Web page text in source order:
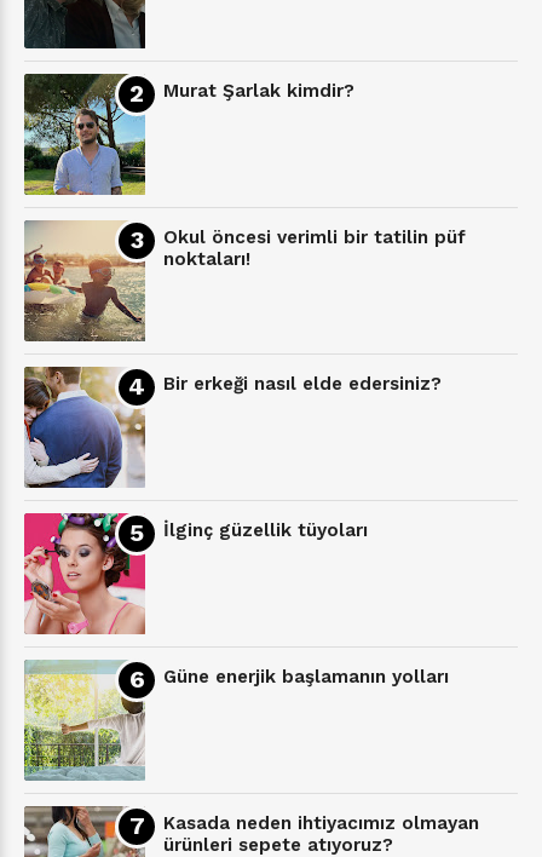
Murat Şarlak kimdir?
Okul öncesi verimli bir tatilin püf
noktaları!
Bir erkeği nasıl elde edersiniz?
İlginç güzellik tüyoları
Güne enerjik başlamanın yolları
Kasada neden ihtiyacımız olmayan
ürünleri sepete atıyoruz?